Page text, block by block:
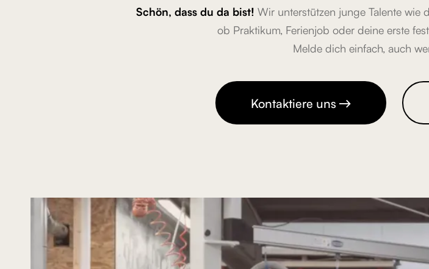
Schön, dass du da bist! Wir unterstützen junge Talente wie
ob Praktikum, Ferienjob oder deine erste
Melde dich einfach, auch
Kontaktiere uns 